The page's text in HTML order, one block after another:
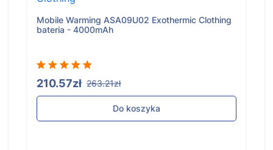
Mobile Warming ASA09U02 Exothermic Clothing
bateria - 4000mAh
210.57zł 263.21zł
Do koszyka